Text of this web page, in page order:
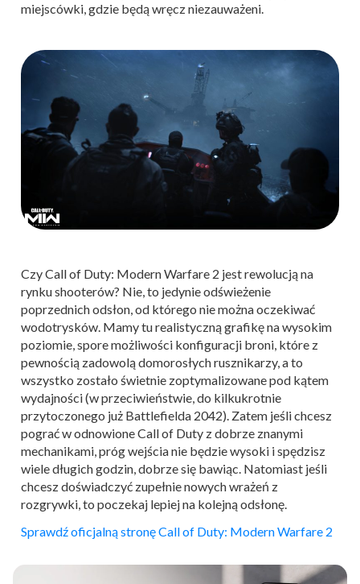
miejscówki, gdzie będą wręcz niezauważeni.
Czy Call of Duty: Modern Warfare 2 jest rewolucją na
rynku shooterów? Nie, to jedynie odświeżenie
poprzednich odsłon, od którego nie można oczekiwać
wodotrysków. Mamy tu realistyczną grafikę na wysokim
poziomie, spore możliwości konfiguracji broni, które z
pewnością zadowolą domorosłych rusznikarzy, a to
wszystko zostało świetnie zoptymalizowane pod kątem
wydajności (w przeciwieństwie, do kilkukrotnie
przytoczonego już Battlefielda 2042). Zatem jeśli chcesz
pograć w odnowione Call of Duty z dobrze znanymi
mechanikami, próg wejścia nie będzie wysoki i spędzisz
wiele długich godzin, dobrze się bawiąc. Natomiast jeśli
chcesz doświadczyć zupełnie nowych wrażeń z
rozgrywki, to poczekaj lepiej na kolejną odsłonę.
Sprawdź oficjalną stronę Call of Duty: Modern Warfare 2